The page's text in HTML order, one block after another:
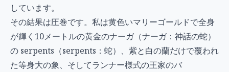
しています。
その結果は圧巻です。私は黄色いマリーゴールドで全身
が輝く10メートルの黄金のナーガ（ナーガ：神話の蛇）
の serpents（serpents：蛇）、紫と白の蘭だけで覆われ
た等身大の象、そしてランナー様式の王家のバ